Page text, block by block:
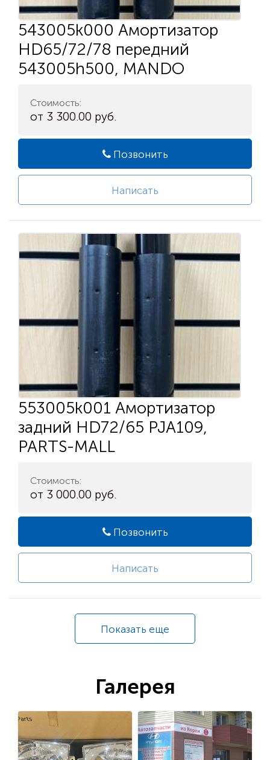
543005k000 Амортизатор
HD65/72/78 передний
543005h500, MANDO
Стоимость:
от 3 300.00 руб.
Позвонить
Написать
553005k001 Амортизатор
задний HD72/65 PJA109,
PARTS-MALL
Стоимость:
от 3 000.00 руб.
Позвонить
Написать
Показать еще
Галерея